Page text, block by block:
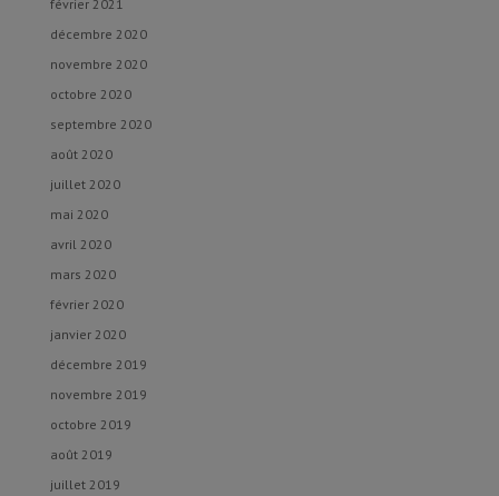
février 2021
décembre 2020
novembre 2020
octobre 2020
septembre 2020
août 2020
juillet 2020
mai 2020
avril 2020
mars 2020
février 2020
janvier 2020
décembre 2019
novembre 2019
octobre 2019
août 2019
juillet 2019